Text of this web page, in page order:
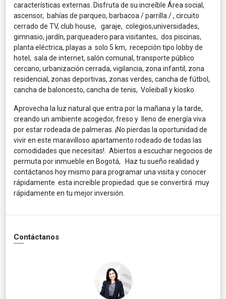
características externas. Disfruta de su increíble Área social,
ascensor, bahías de parqueo, barbacoa / parrilla / , circuito
cerrado de TV, club house, garaje, colegios,universidades,
gimnasio, jardín, parqueadero para visitantes, dos piscinas,
planta eléctrica, playas a solo 5 km, recepción tipo lobby de
hotel, sala de internet, salón comunal, transporte público
cercano, urbanización cerrada, vigilancia, zona infantil, zona
residencial, zonas deportivas, zonas verdes, cancha de fútbol,
cancha de baloncesto, cancha de tenis, Voleiball y kiosko.
Aprovecha la luz natural que entra por la mañana y la tarde,
creando un ambiente acogedor, freso y lleno de energía viva
por estar rodeada de palmeras. ¡No pierdas la oportunidad de
vivir en este maravilloso apartamento rodeado de todas las
comodidades que necesitas!. Abiertos a escuchar negocios de
permuta por inmueble en Bogotá, Haz tu sueño realidad y
contáctanos hoy mismo para programar una visita y conocer
rápidamente esta increíble propiedad. que se convertirá muy
rápidamente en tu mejor inversión.
Contáctanos